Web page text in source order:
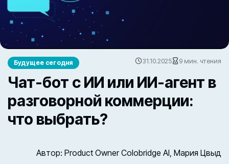
Будущее сегодня
Чат-бот с ИИ или ИИ-агент в
разговорной коммерции:
что выбрать?
31.10.2025 9 мин. чтения
Автор: Product Owner Colobridge AI, Мария Цвыд